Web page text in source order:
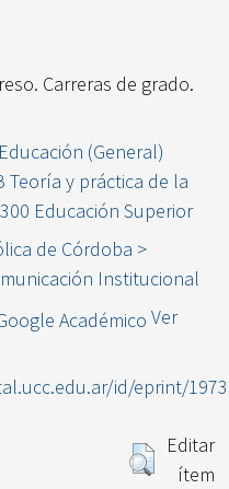
Carreras de grado.
(General)
Teoría y práctica de la
Educación Superior
de Córdoba >
Institucional
Ver
id/eprint/1973
Editar
ítem